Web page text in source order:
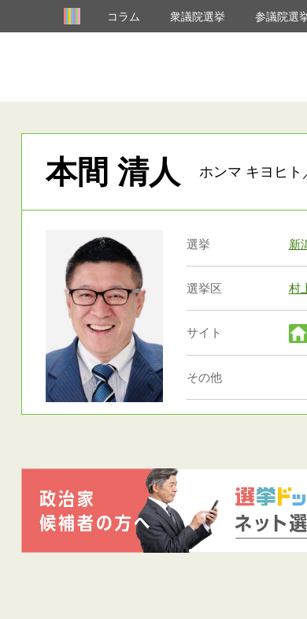
コラム 衆議院選挙 参議院選
本間 清人 ホンマ キヨヒト
選挙 新
選挙区 村
サイト
その他